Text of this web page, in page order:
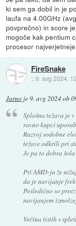
ki sem ga dobil in je
laufa na 4.00GHz
povprečno) in score
mogoče kak pentium
procesor
FireSnake
::9. avg 2024,
Jarno je9. avg 2024 ob
Splošna težava je
ravno kupci
Razvoj sodobne
težave odkrili pri
Je pa to dobra
Pri AMD-ju že
da je navijanje
Posledično so
navijanjem
Večina tistih s